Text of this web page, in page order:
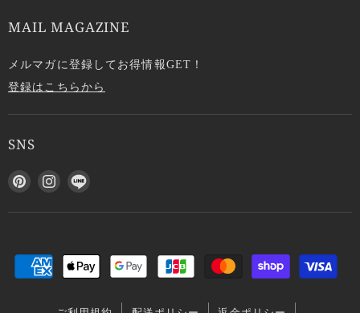
MAIL MAGAZINE
メルマガに登録してお得情報GET！
登録はこちらから
SNS
P
n
r
I
s
L
N
見